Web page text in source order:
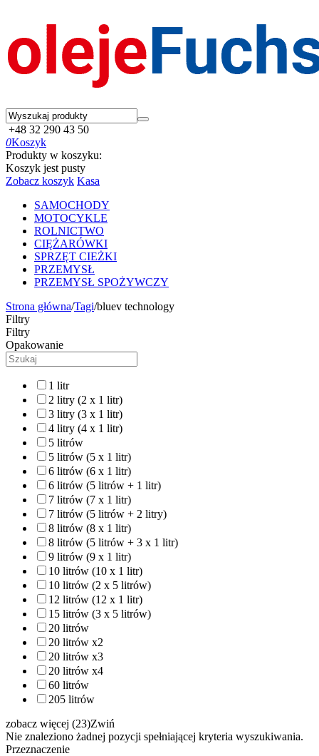
+48 32 290 43 50
0Koszyk
Produkty w koszyku:
Koszyk jest pusty
Zobacz koszyk Kasa
SAMOCHODY
MOTOCYKLE
ROLNICTWO
CIĘŻARÓWKI
SPRZĘT CIEŻKI
PRZEMYSŁ
PRZEMYSŁ SPOŻYWCZY
Strona główna/Tagi/bluev technology
Filtry
Filtry
Opakowanie
1 litr
2 litry (2 x 1 litr)
3 litry (3 x 1 litr)
4 litry (4 x 1 litr)
5 litrów
5 litrów (5 x 1 litr)
6 litrów (6 x 1 litr)
6 litrów (5 litrów + 1 litr)
7 litrów (7 x 1 litr)
7 litrów (5 litrów + 2 litry)
8 litrów (8 x 1 litr)
8 litrów (5 litrów + 3 x 1 litr)
9 litrów (9 x 1 litr)
10 litrów (10 x 1 litr)
10 litrów (2 x 5 litrów)
12 litrów (12 x 1 litr)
15 litrów (3 x 5 litrów)
20 litrów
20 litrów x2
20 litrów x3
20 litrów x4
60 litrów
205 litrów
zobacz więcej (23)Zwiń
Nie znaleziono żadnej pozycji spełniającej kryteria wyszukiwania.
Przeznaczenie